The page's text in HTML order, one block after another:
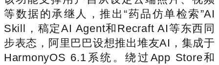
等数据的承继人，推出“药品仿单检索”AI
Skill，稿定AI Agent和Recraft AI等东西同
步表态，阿里巴巴设想推出堆友AI，集成于
HarmonyOS 6.1系统。绕过App Store和